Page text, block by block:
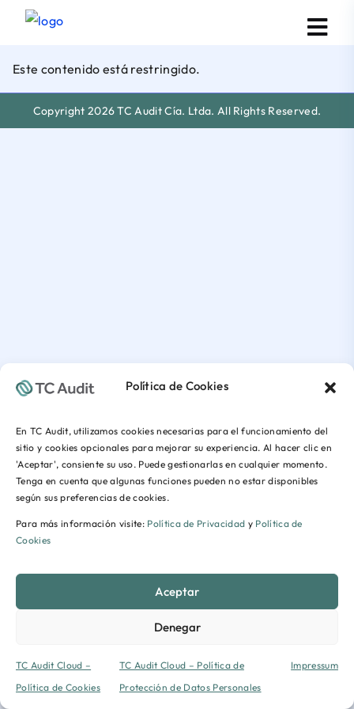
Política de Cookies
En TC Audit, utilizamos cookies necesarias para el funcionamiento del
sitio y cookies opcionales para mejorar su experiencia. Al hacer clic en
'Aceptar', consiente su uso. Puede gestionarlas en cualquier momento.
Tenga en cuenta que algunas funciones pueden no estar disponibles
según sus preferencias de cookies.
Para más información visite: Política de Privacidad y Política de
Cookies
Aceptar
Denegar
TC Audit Cloud –
Política de Cookies
TC Audit Cloud – Política de
Protección de Datos Personales
Impressum
Este contenido está restringido.
Copyright 2026 TC Audit Cía. Ltda. All Rights Reserved.